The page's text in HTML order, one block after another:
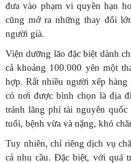
đưa vào phạm vi quyền hạn
cũng mở ra những thay đổi
người già.
Viện dưỡng lão đặc biệt dành
cả khoảng 100.000 yên một
hợp. Rất nhiều người xếp
có nơi được bình chọn là địa
tránh lãng phí tài nguyên
tuổi, bệnh vừa và nặng, khó
Tuy nhiên, chỉ riêng dịch vụ
cả nhu cầu. Đặc biệt, với quá